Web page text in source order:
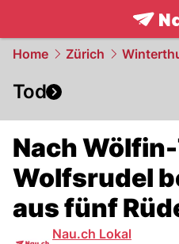
Home Zürich
Tod
Nach
Wolfsrudel
aus fünf
Nau.ch Lokal